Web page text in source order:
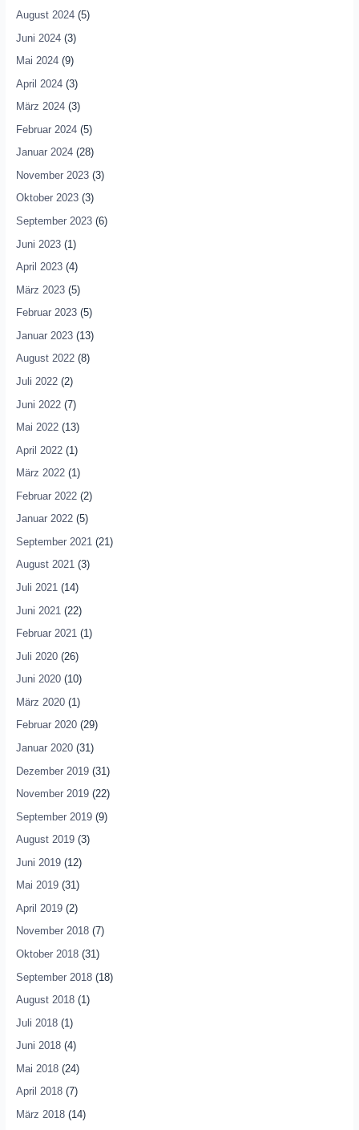
August 2024(5)
Juni 2024(3)
Mai 2024(9)
April 2024(3)
März 2024(3)
Februar 2024(5)
Januar 2024(28)
November 2023(3)
Oktober 2023(3)
September 2023(6)
Juni 2023(1)
April 2023(4)
März 2023(5)
Februar 2023(5)
Januar 2023(13)
August 2022(8)
Juli 2022(2)
Juni 2022(7)
Mai 2022(13)
April 2022(1)
März 2022(1)
Februar 2022(2)
Januar 2022(5)
September 2021 (21)
August 2021(3)
Juli 2021(14)
Juni 2021 (22)
Februar 2021(1)
Juli 2020(26)
Juni 2020(10)
März 2020(1)
Februar 2020(29)
Januar 2020(31)
Dezember 2019(31)
November 2019(22)
September 2019(9)
August 2019(3)
Juni 2019(12)
Mai 2019(31)
April 2019(2)
November 2018(7)
Oktober 2018(31)
September 2018(18)
August 2018(1)
Juli 2018(1)
Juni 2018(4)
Mai 2018(24)
April 2018(7)
März 2018(14)